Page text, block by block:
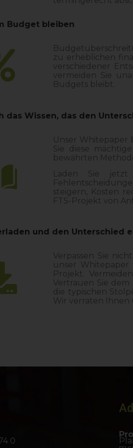
Budget bleiben
zu erheblichen
verschiedener
vermeiden Sie
Budgets bleibt.
das Wissen, das den
Unser Whitepaper
Sie diese
bewährten
Laden Sie jetzt
steigern, Kosten
FTS-Projekt von
und den Unterschied
Verpassen Sie
unser
Projekt.
Vertrauen Sie
die typischen
Wir verraten Ihnen
0